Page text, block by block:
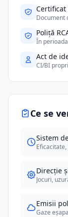
Document
Poliță
În
Act de
CI/BI
Ce se
Sistem
Direcție
Jocuri,
Emisii
Gaze